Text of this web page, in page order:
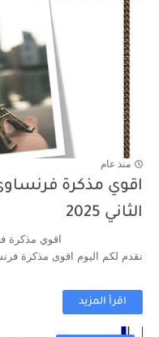
منذ عام
اقوي مذكرة
الثاني 2025
نقدم لكم اليوم اقوى مذكرة
اقرأ المزيد